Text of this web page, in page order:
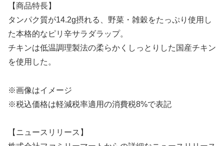
【商品特長】
タンパク質が14.2g摂れる、野菜・雑穀をたっぷり使用し
た本格的なピリ辛サラダラップ。
チキンは低温調理製法の柔らかくしっとりした国産チキン
を使用した。
※画像はイメージ
※税込価格は軽減税率適用の消費税8%で表記
【ニュースリリース】